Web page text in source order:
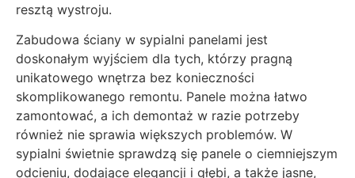
resztą wystroju.
Zabudowa ściany w sypialni panelami jest
doskonałym wyjściem dla tych, którzy pragną
unikatowego wnętrza bez konieczności
skomplikowanego remontu. Panele można łatwo
zamontować, a ich demontaż w razie potrzeby
również nie sprawia większych problemów. W
sypialni świetnie sprawdzą się panele o ciemniejszym
odcieniu, dodające elegancji i głębi, a także jasne,